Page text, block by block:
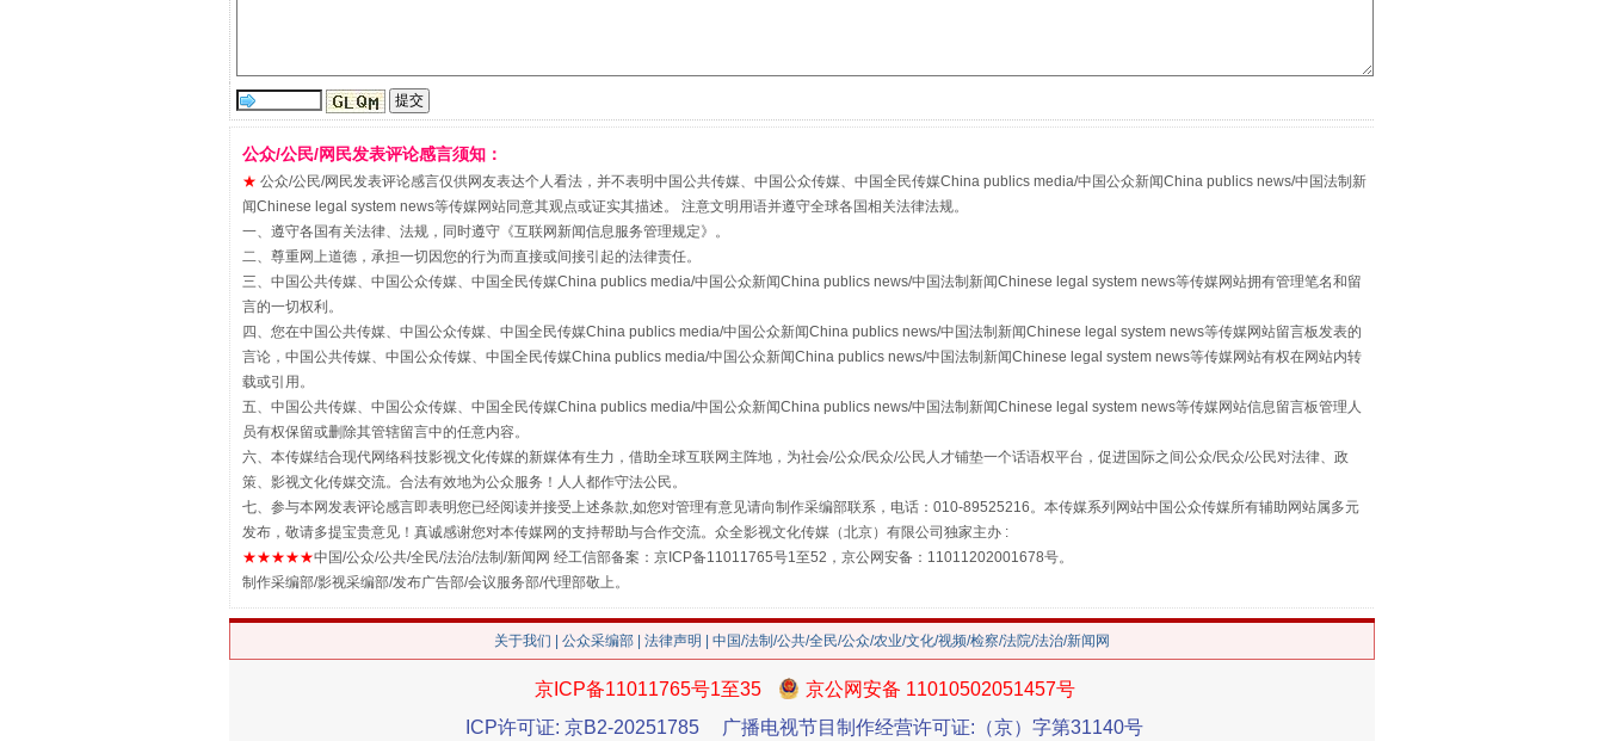
在谋一域中谋全局
今年投资意愿榜揭晓 新中国诞生的见证
习近平的博鳌关键词
魏明亮严重违纪违法案透视
千亩耕地变“别墅”
“刷贴”乱象丛生
生物安全法正式实施 别拿“量子”当幌子
公众/公民/网民发表评论感言须知：
★ 公众/公民/网民发表评论感言仅供网友表达个人看法，并不表明中国公共传媒、中国公众传媒、中国全民传媒China publics media/中国公众新闻China publics news/中国法制新
闻Chinese legal system news等传媒网站同意其观点或证实其描述。 注意文明用语并遵守全球各国相关法律法规。
一、遵守各国有关法律、法规，同时遵守《互联网新闻信息服务管理规定》。
二、尊重网上道德，承担一切因您的行为而直接或间接引起的法律责任。
三、中国公共传媒、中国公众传媒、中国全民传媒China publics media/中国公众新闻China publics news/中国法制新闻Chinese legal system news等传媒网站拥有管理笔名和留
言的一切权利。
四、您在中国公共传媒、中国公众传媒、中国全民传媒China publics media/中国公众新闻China publics news/中国法制新闻Chinese legal system news等传媒网站留言板发表的
言论，中国公共传媒、中国公众传媒、中国全民传媒China publics media/中国公众新闻China publics news/中国法制新闻Chinese legal system news等传媒网站有权在网站内转
载或引用。
五、中国公共传媒、中国公众传媒、中国全民传媒China publics media/中国公众新闻China publics news/中国法制新闻Chinese legal system news等传媒网站信息留言板管理人
员有权保留或删除其管辖留言中的任意内容。
六、本传媒结合现代网络科技影视文化传媒的新媒体有生力，借助全球互联网主阵地，为社会/公众/民众/公民人才铺垫一个话语权平台，促进国际之间公众/民众/公民对法律、政
策、影视文化传媒交流。合法有效地为公众服务！人人都作守法公民。
七、参与本网发表评论感言即表明您已经阅读并接受上述条款,如您对管理有意见请向制作采编部联系，电话：010-89525216。本传媒系列网站中国公众传媒所有辅助网站属多元
发布，敬请多提宝贵意见！真诚感谢您对本传媒网的支持帮助与合作交流。众全影视文化传媒（北京）有限公司独家主办 :
★★★★★中国/公众/公共/全民/法治/法制/新闻网 经工信部备案：京ICP备11011765号1至52，京公网安备：11011202001678号。
制作采编部/影视采编部/发布广告部/会议服务部/代理部敬上。
关于我们 公众采编部 法律声明 | 中国/法制/公共/全民/公众/农业/文化/视频/检察/法院/法治/新闻网
京ICP备11011765号1至35
京公网安备 11010502051457号
ICP许可证: 京B2-20251785
广播电视节目制作经营许可证:（京）字第31140号